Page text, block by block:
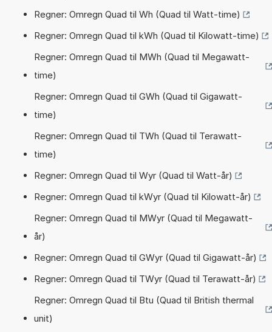
Regner: Omregn Quad til Wh (Quad til Watt-time)
Regner: Omregn Quad til kWh (Quad til Kilowatt-time)
Regner: Omregn Quad til MWh (Quad til Megawatt-
time)
Regner: Omregn Quad til GWh (Quad til Gigawatt-
time)
Regner: Omregn Quad til TWh (Quad til Terawatt-
time)
Regner: Omregn Quad til Wyr (Quad til Watt-år)
Regner: Omregn Quad til kWyr (Quad til Kilowatt-år)
Regner: Omregn Quad til MWyr (Quad til Megawatt-
år)
Regner: Omregn Quad til GWyr (Quad til Gigawatt-år)
Regner: Omregn Quad til TWyr (Quad til Terawatt-år)
Regner: Omregn Quad til Btu (Quad til British thermal
unit)